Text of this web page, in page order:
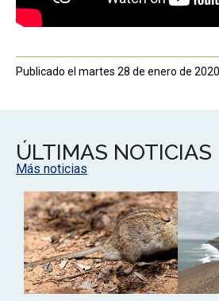
Publicado el martes 28 de enero de 2020
ÚLTIMAS NOTICIAS
Más noticias